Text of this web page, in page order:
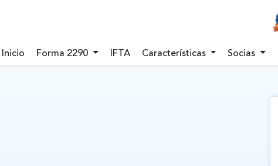
Inicio Forma 2290 IFTA Características Socias